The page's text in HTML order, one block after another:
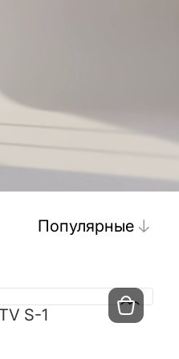
Популярные
S-1
S-1